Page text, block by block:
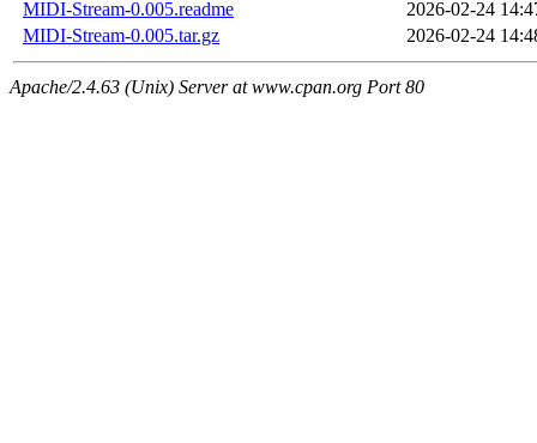
MIDI-Stream-0.005.readme
2026-02-24
MIDI-Stream-0.005.tar.gz
2026-02-24
Apache/2.4.63 (Unix) Server at www.cpan.org Port 80